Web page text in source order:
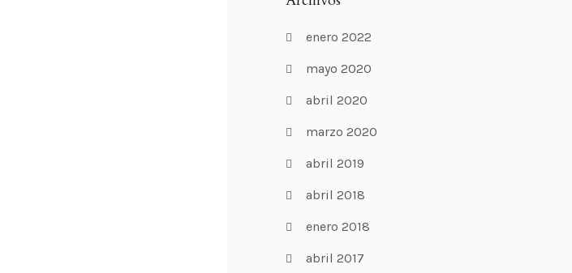
enero 2022
mayo 2020
abril 2020
marzo 2020
abril 2019
abril 2018
enero 2018
abril 2017